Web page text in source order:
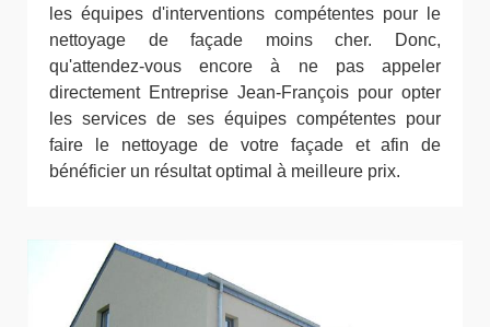
les équipes d'interventions compétentes pour le
nettoyage de façade moins cher. Donc,
qu'attendez-vous encore à ne pas appeler
directement Entreprise Jean-François pour opter
les services de ses équipes compétentes pour
faire le nettoyage de votre façade et afin de
bénéficier un résultat optimal à meilleure prix.